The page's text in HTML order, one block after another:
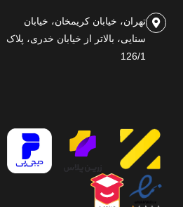
تهران، خیابان کریمخان، خیابان
سنایی، بالاتر از خیابان خدری، پلاک
126/1